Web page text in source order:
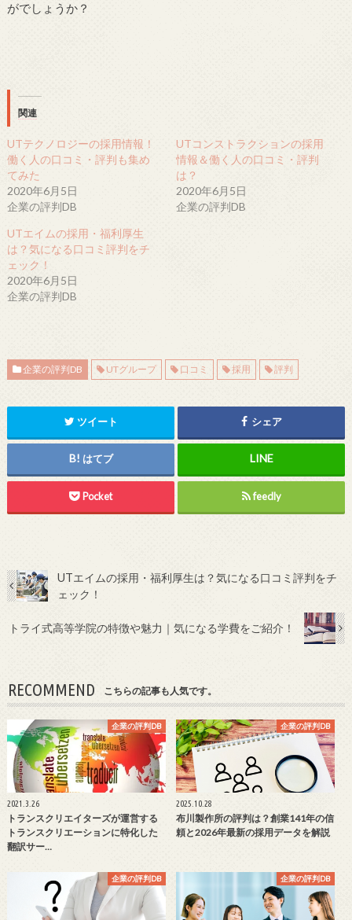
がでしょうか？
関連
UTテクノロジーの採用情報！
働く人の口コミ・評判も集め
てみた
2020年6月5日
企業の評判DB
UTコンストラクションの採用
情報＆働く人の口コミ・評判
は？
2020年6月5日
企業の評判DB
UTエイムの採用・福利厚生
は？気になる口コミ評判をチ
ェック！
2020年6月5日
企業の評判DB
企業の評判DB UTグループ 口コミ 採用 評判
ツイート シェア
はてブ
Pocket feedly
UTエイムの採用・福利厚生は？気になる口コミ評判をチ
ェック！
トライ式高等学院の特徴や魅力｜気になる学費をご紹介！
RECOMMEND こちらの記事も人気です。
企業の評判DB
2021.3.26
トランスクリエイターズが運営する
トランスクリエーションに特化した
翻訳サー…
企業の評判DB
2025.10.28
布川製作所の評判は？創業141年の信
頼と2026年最新の採用データを解説
企業の評判DB 企業の評判DB